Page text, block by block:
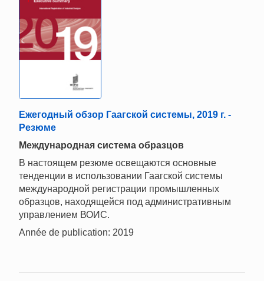
Ежегодный обзор Гаагской системы, 2019 г. -
Резюме
Mеждународная система образцов
В настоящем резюме освещаются основные
тенденции в использовании Гаагской системы
международной регистрации промышленных
образцов, находящейся под административным
управлением ВОИС.
Année de publication: 2019